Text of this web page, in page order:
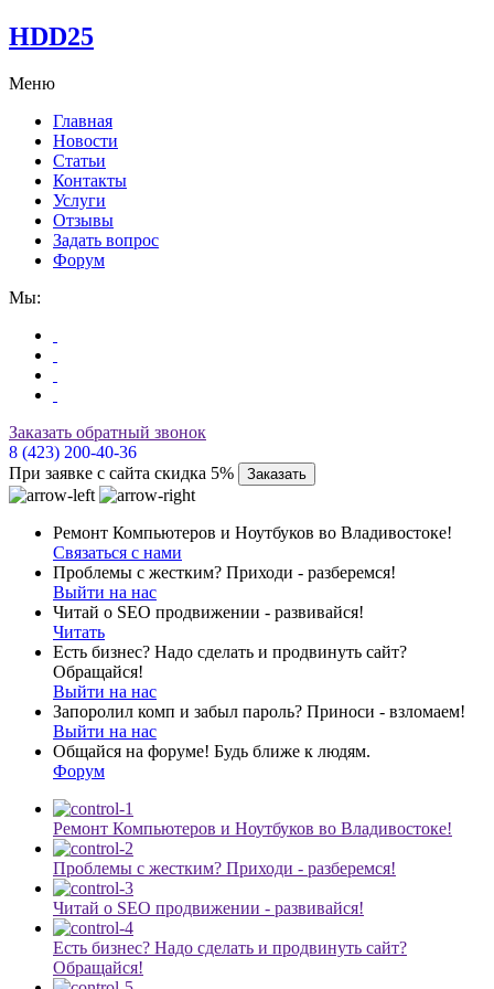
HDD25
Меню
Главная
Новости
Статьи
Контакты
Услуги
Отзывы
Задать вопрос
Форум
Мы:
Заказать обратный звонок
8 (423) 200-40-36
При заявке с сайта скидка 5%
Заказать
Ремонт Компьютеров и Ноутбуков во Владивостоке!
Связаться с нами
Проблемы с жестким? Приходи - разберемся!
Выйти на нас
Читай о SEO продвижении - развивайся!
Читать
Есть бизнес? Надо сделать и продвинуть сайт?
Обращайся!
Выйти на нас
Запоролил комп и забыл пароль? Приноси - взломаем!
Выйти на нас
Общайся на форуме! Будь ближе к людям.
Форум
Ремонт Компьютеров и Ноутбуков во Владивостоке!
Проблемы с жестким? Приходи - разберемся!
Читай о SEO продвижении - развивайся!
Есть бизнес? Надо сделать и продвинуть сайт?
Обращайся!